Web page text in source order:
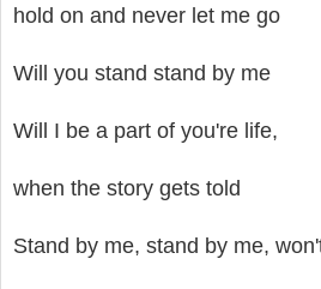
hold on and never let me go
Will you stand stand by me
Will I be a part of you're life,
when the story gets told
Stand by me, stand by me,